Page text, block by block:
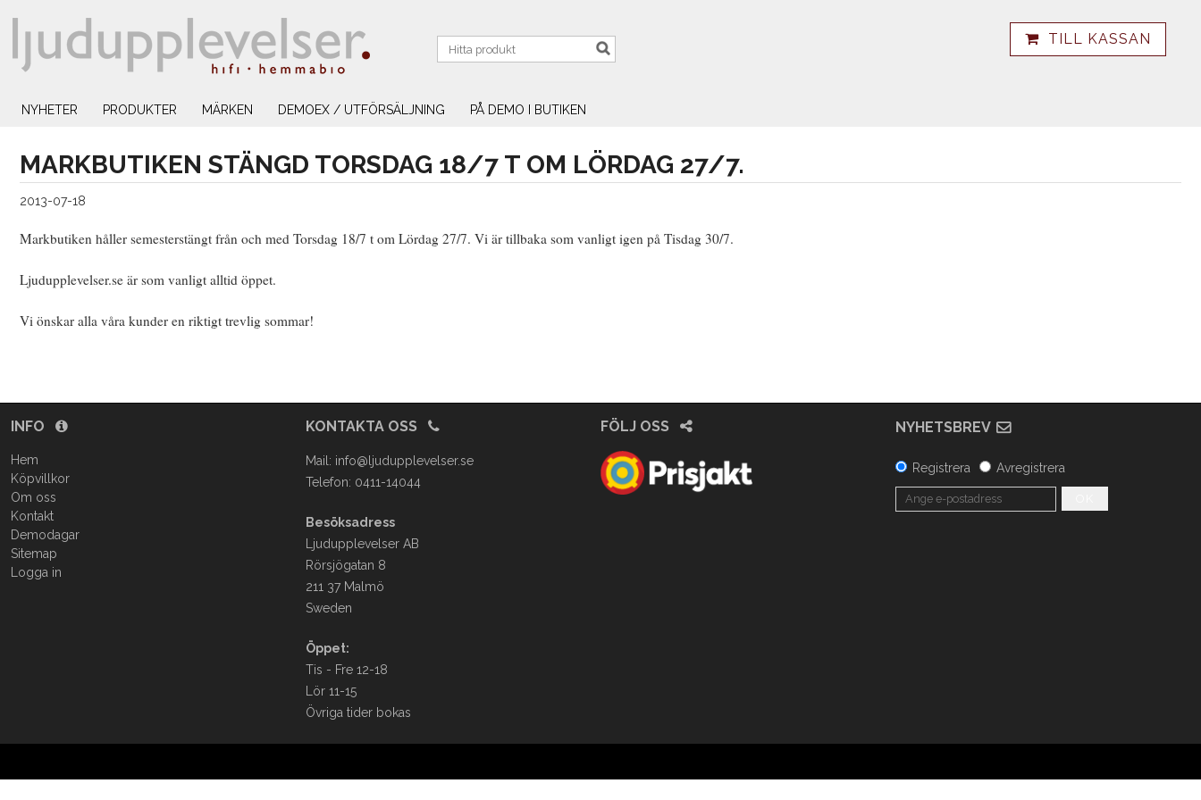
TILL KASSAN
NYHETER PRODUKTER MÄRKEN DEMOEX / UTFÖRSÄLJNING PÅ DEMO I BUTIKEN
MARKBUTIKEN STÄNGD TORSDAG 18/7 T OM LÖRDAG 27/7.
2013-07-18
Markbutiken håller semesterstängt från och med Torsdag 18/7 t om Lördag 27/7. Vi är tillbaka som vanligt igen på Tisdag 30/7.
Ljudupplevelser.se är som vanligt alltid öppet.
Vi önskar alla våra kunder en riktigt trevlig sommar!
INFO
Hem
Köpvillkor
Om oss
Kontakt
Demodagar
Sitemap
Logga in
KONTAKTA OSS
Mail: info@ljudupplevelser.se
Telefon: 0411-14044
Besöksadress
Ljudupplevelser AB
Rörsjögatan 8
211 37 Malmö
Sweden
Öppet:
Tis - Fre 12-18
Lör 11-15
Övriga tider bokas
FÖLJ OSS NYHETSBREV
Registrera Avregistrera